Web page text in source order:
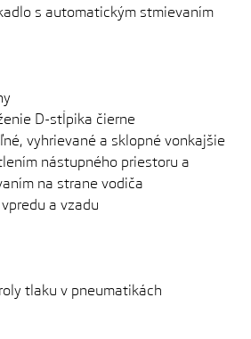
s automatickým stmievaním
D-stĺpika čierne
vyhrievané a sklopné vonkajšie
nástupného priestoru a
na strane vodiča
a vzadu
tlaku v pneumatikách